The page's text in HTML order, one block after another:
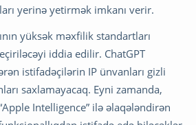
yerinə yetirmək imkanı verir.
yüksək məxfilik standartları
iddia edilir. ChatGPT
istifadəçilərin IP ünvanları gizli
saxlamayacaq. Eyni zamanda,
Intelligence” ilə əlaqələndirən